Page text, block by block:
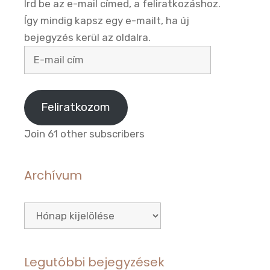
Írd be az e-mail címed, a feliratkozáshoz.
Így mindig kapsz egy e-mailt, ha új
bejegyzés kerül az oldalra.
mail
cím
Feliratkozom
Join 61 other subscribers
Archívum
Archívum
Legutóbbi bejegyzések